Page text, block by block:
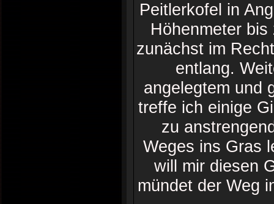
Peitlerkofel in
Höhenmeter
zunächst im
entlang.
angelegtem und
treffe ich einige
zu
Weges ins Gras
will mir diesen
mündet der Weg